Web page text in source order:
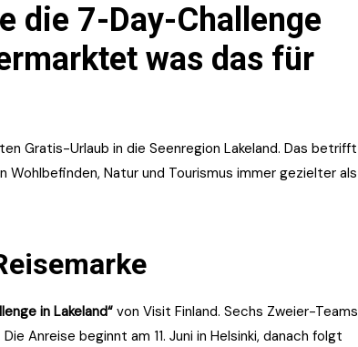
die 7-Day-Challenge
was das für
Gratis-Urlaub in die Seenregion Lakeland. Das betrifft
Natur und Tourismus immer gezielter als
in Lakeland“ von Visit Finland. Sechs Zweier-Teams
Anreise beginnt am 11. Juni in Helsinki, danach folgt